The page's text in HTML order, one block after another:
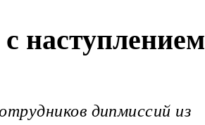
наступлением
дипмиссий из